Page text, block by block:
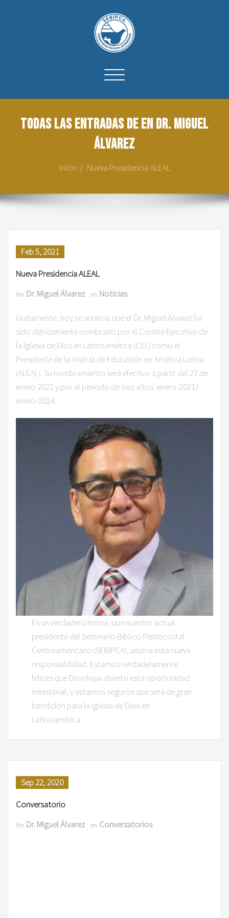
Cambiar
Todas las entradas de en Dr. Miguel
Álvarez
Inicio Nueva Presidencia ALEAL
Feb 5, 2021
Nueva Presidencia ALEAL
Por Dr. Miguel Álvarez en Noticias
Gratamente, hoy se anuncia que el Dr. Miguel Álvarez ha
sido debidamente nombrado por el Comité Ejecutivo de
la Iglesia de Dios en Latinoamérica (CEL) como el
Presidente de la Alianza de Educación en América Latina
(ALEAL). Su nombramiento será efectivo a partir del 27 de
enero 2021 y por el periodo de tres años: enero-2021/
enero-2024.
Es un verdadero honor, que nuestro actual
presidente del Seminario Bíblico Pentecostal
Centroamericano (SEBIPCA), asuma esta nueva
responsabilidad. Estamos verdaderamente
felices que Dios haya abierto esta oportunidad
ministerial, y estamos seguros que será de gran
bendición para la Iglesia de Dios en
Latinoamérica.
Sep 22, 2020
Conversatorio
Por Dr. Miguel Álvarez en Conversatorios